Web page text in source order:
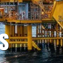
Training dan
Pertambangan
Training dan
K3 Bekerja